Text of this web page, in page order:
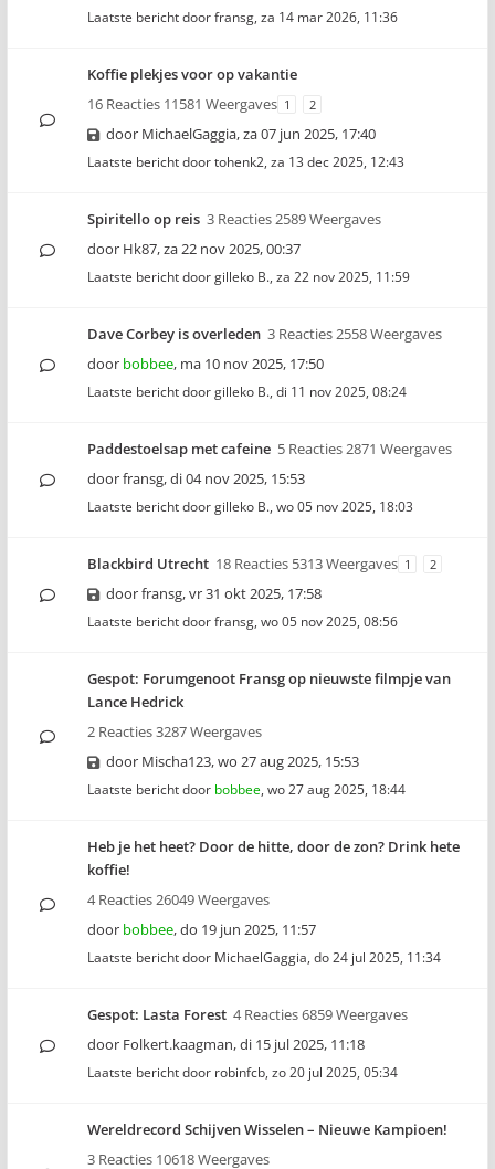
Laatste bericht doorfransg, za 14 mar 2026, 11:36
Koffie plekjes voor op vakantie
16 Reacties 11581 Weergaves 1 2
door MichaelGaggia,za 07 jun 2025, 17:40
Laatste bericht doortohenk2, za 13 dec 2025, 12:43
Spiritello op reis 3 Reacties 2589 Weergaves
door Hk87,za 22 nov 2025, 00:37
Laatste bericht doorgilleko B., za 22 nov 2025, 11:59
Dave Corbey is overleden 3 Reacties 2558 Weergaves
door bobbee, ma 10 nov 2025, 17:50
Laatste bericht doorgilleko B., di 11 nov 2025, 08:24
Paddestoelsap met cafeine 5 Reacties 2871 Weergaves
doorfransg,di 04 nov 2025, 15:53
Laatste bericht doorgilleko B., wo 05 nov 2025, 18:03
Blackbird Utrecht 18 Reacties 5313 Weergaves 1 2
doorfransg,vr 31 okt 2025, 17:58
Laatste bericht doorfransg, wo 05 nov 2025, 08:56
Gespot: Forumgenoot Fransg op nieuwste filmpje van
Lance Hedrick
2 Reacties 3287 Weergaves
door Mischa123,wo 27 aug 2025, 15:53
Laatste bericht door bobbee, wo 27 aug 2025, 18:44
Heb je het heet? Door de hitte, door de zon? Drink hete
koffie!
4 Reacties 26049 Weergaves
door bobbee,do 19 jun 2025, 11:57
Laatste bericht door MichaelGaggia, do 24 jul 2025, 11:34
Gespot: Lasta Forest 4 Reacties 6859 Weergaves
door Folkert.kaagman,di 15 jul 2025, 11:18
Laatste bericht door robinfcb, zo 20 jul 2025, 05:34
Wereldrecord Schijven Wisselen – Nieuwe Kampioen!
3 Reacties 10618 Weergaves